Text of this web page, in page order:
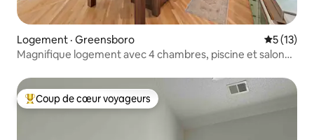
Logement · Greensboro Note
5 (13)
Magnifique logement avec 4 chambres, piscine et salon
Coup de cœur voyageurs parmi les plus aimés
Coup de cœur voyageurs